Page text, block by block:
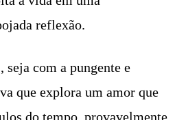
reflexão.
seja com a pungente e
que explora um amor que
do tempo, provavelmente